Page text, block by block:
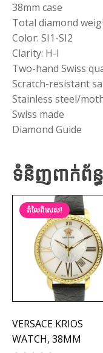
38mm case
Total diamond
Color: SI1-SI2
Clarity: H-I
Two-hand Swiss
Scratch-resistant
Stainless steel/
Swiss made
Diamond Guide
ទំនិញពាក់ព័ន្ធ
តំលៃពិសេស!
VERSACE KRIOS
WATCH, 38MM